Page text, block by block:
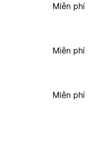
Miễn phí
Miễn phí
Miễn phí